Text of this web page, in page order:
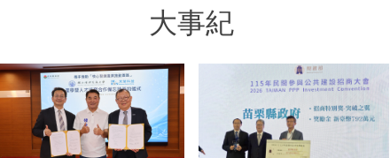
大事紀